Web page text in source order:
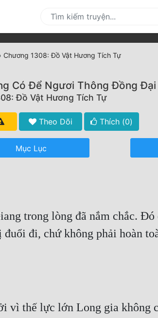
Chương 1308: Đồ Vật Hương Tích Tự
Có Để Ngươi Thông Đồng Đại
Đồ Vật Hương Tích Tự
Theo Dõi Thích (0)
Mục Lục
trong lòng đã nắm chắc.
đi, chứ không phải hoàn
vì thế lực lớn Long gia không